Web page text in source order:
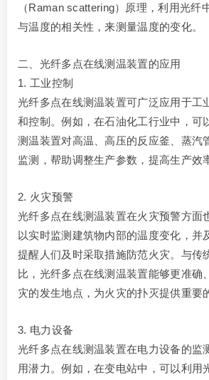
（Raman scattering）原理，利用光纤
与温度的相关性，来测量温度的变化。
二、光纤多点在线测温装置的应用
1. 工业控制
光纤多点在线测温装置可广泛应用于工
和控制。例如，在石油化工行业中，可
测温装置对高温、高压的反应釜、蒸汽
监测，帮助调整生产参数，提高生产效
2. 火灾预警
光纤多点在线测温装置在火灾预警方面
以实时监测建筑物内部的温度变化，并
提醒人们及时采取措施防范火灾。与传
比，光纤多点在线测温装置能够更准确
灾的发生地点，为火灾的扑灭提供重要
3. 电力设备
光纤多点在线测温装置在电力设备的监
用潜力。例如，在变电站中，可以利用